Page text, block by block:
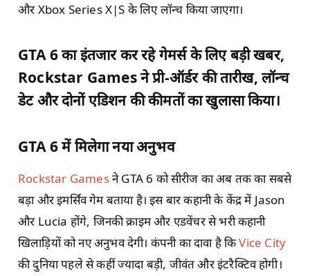
और Xbox Series X|S के लिए लॉन्च किया जाएगा।
GTA 6 का इंतजार कर रहे गेमर्स के लिए बड़ी खबर,
Rockstar Games ने प्री-ऑर्डर की तारीख, लॉन्च
डेट और दोनों एडिशन की कीमतों का खुलासा किया।
GTA 6 में मिलेगा नया अनुभव
Rockstar Gamesने GTA 6 को सीरीज का अब तक का सबसे
बड़ा और इमर्सिव गेम बताया है। इस बार कहानी के केंद्र में Jason
और Lucia होंगे, जिनकी क्राइम और एडवेंचर से भरी कहानी
खिलाड़ियों को नए अनुभव देगी। कंपनी का दावा है किVice City
की दुनिया पहले से कहीं ज्यादा बड़ी, जीवंत और इंटरैक्टिव होगी।